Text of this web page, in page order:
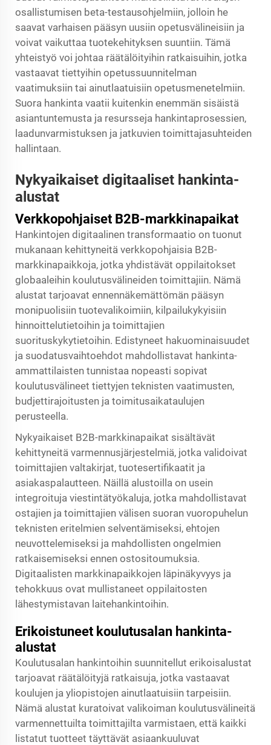
osallistumisen beta-testausohjelmiin, jolloin he
saavat varhaisen pääsyn uusiin opetusvälineisiin ja
voivat vaikuttaa tuotekehityksen suuntiin. Tämä
yhteistyö voi johtaa räätälöityihin ratkaisuihin, jotka
vastaavat tiettyihin opetussuunnitelman
vaatimuksiin tai ainutlaatuisiin opetusmenetelmiin.
Suora hankinta vaatii kuitenkin enemmän sisäistä
asiantuntemusta ja resursseja hankintaprosessien,
laadunvarmistuksen ja jatkuvien toimittajasuhteiden
hallintaan.
Nykyaikaiset digitaaliset hankinta-
alustat
Verkkopohjaiset B2B-markkinapaikat
Hankintojen digitaalinen transformaatio on tuonut
mukanaan kehittyneitä verkkopohjaisia B2B-
markkinapaikkoja, jotka yhdistävät oppilaitokset
globaaleihin koulutusvälineiden toimittajiin. Nämä
alustat tarjoavat ennennäkemättömän pääsyn
monipuolisiin tuotevalikoimiin, kilpailukykyisiin
hinnoittelutietoihin ja toimittajien
suorituskykytietoihin. Edistyneet hakuominaisuudet
ja suodatusvaihtoehdot mahdollistavat hankinta-
ammattilaisten tunnistaa nopeasti sopivat
koulutusvälineet tiettyjen teknisten vaatimusten,
budjettirajoitusten ja toimitusaikataulujen
perusteella.
Nykyaikaiset B2B-markkinapaikat sisältävät
kehittyneitä varmennusjärjestelmiä, jotka validoivat
toimittajien valtakirjat, tuotesertifikaatit ja
asiakaspalautteen. Näillä alustoilla on usein
integroituja viestintätyökaluja, jotka mahdollistavat
ostajien ja toimittajien välisen suoran vuoropuhelun
teknisten eritelmien selventämiseksi, ehtojen
neuvottelemiseksi ja mahdollisten ongelmien
ratkaisemiseksi ennen ostositoumuksia.
Digitaalisten markkinapaikkojen läpinäkyvyys ja
tehokkuus ovat mullistaneet oppilaitosten
lähestymistavan laitehankintoihin.
Erikoistuneet koulutusalan hankinta-
alustat
Koulutusalan hankintoihin suunnitellut erikoisalustat
tarjoavat räätälöityjä ratkaisuja, jotka vastaavat
koulujen ja yliopistojen ainutlaatuisiin tarpeisiin.
Nämä alustat kuratoivat valikoiman koulutusvälineitä
varmennettuilta toimittajilta varmistaen, että kaikki
listatut tuotteet täyttävät asiaankuuluvat